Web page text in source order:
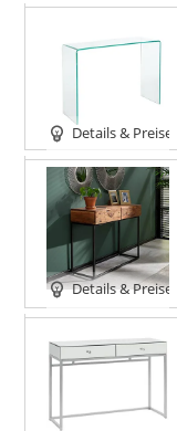
Details & Preise
Details & Preise